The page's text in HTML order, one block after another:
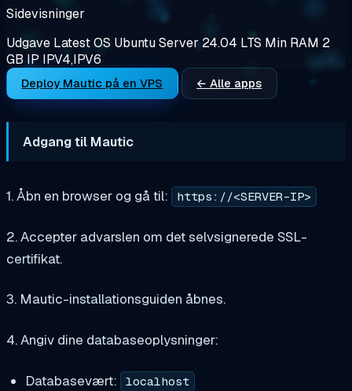
Sidevisninger
Udgave LatestOS Ubuntu Server 24.04 LTS Min RAM 2
GB IP IPV4,IPV6
Deploy Mautic på en VPS ← Alle apps
Adgang til Mautic
1. Åbn en browser og gå til: https://<SERVER-IP>
2. Accepter advarslen om det selvsignerede SSL-
certifikat.
3. Mautic-installationsguiden åbnes.
4. Angiv dine databaseoplysninger:
Databasevært: localhost